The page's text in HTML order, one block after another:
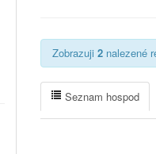
Zobrazuji 2 nalezené
Seznam hospod